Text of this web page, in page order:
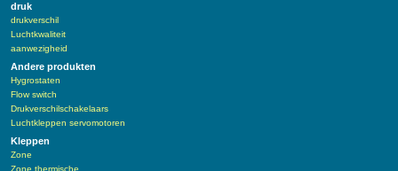
druk
drukverschil
Luchtkwaliteit
aanwezigheid
Andere produkten
Hygrostaten
Flow switch
Drukverschilschakelaars
Luchtkleppen servomotoren
Kleppen
Zone
Zone thermische